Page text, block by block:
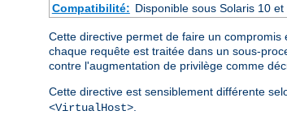
Compatibilité: Disponible sous Solaris 10
Cette directive permet de faire un
chaque requête est traitée dans un sous-
contre l'augmentation de privilège comme
Cette directive est sensiblement différente
<VirtualHost>